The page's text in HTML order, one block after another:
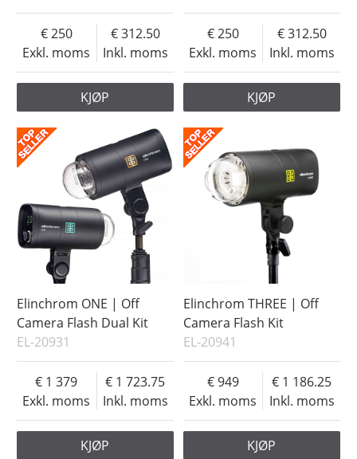
Exkl. moms
250
Inkl. moms
312.50
KJØP
Exkl. moms
250
Inkl. moms
312.50
KJØP
Elinchrom ONE | Off
Camera Flash Dual Kit
EL-20931
Exkl. moms
1 379
Inkl. moms
1 723.75
KJØP
Elinchrom THREE | Off
Camera Flash Kit
EL-20941
Exkl. moms
949
Inkl. moms
1 186.25
KJØP